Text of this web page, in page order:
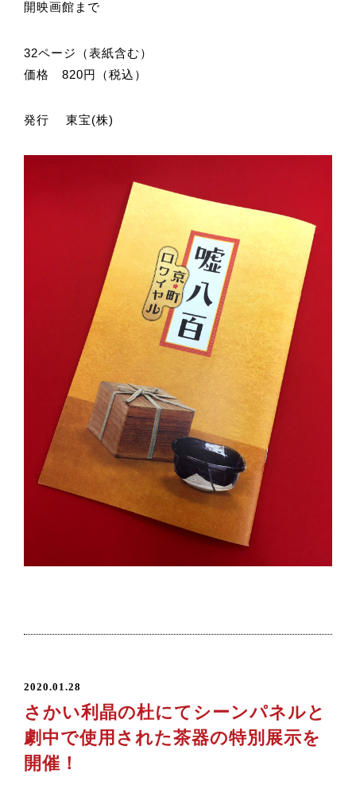
開映画館まで
32ページ（表紙含む）
価格 820円（税込）
発行 東宝(株)
2020.01.28
さかい利晶の杜にてシーンパネルと
劇中で使用された茶器の特別展示を
開催！